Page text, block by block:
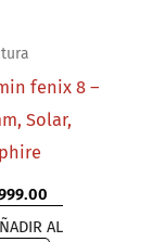
fenix 8 –
Solar,
AL